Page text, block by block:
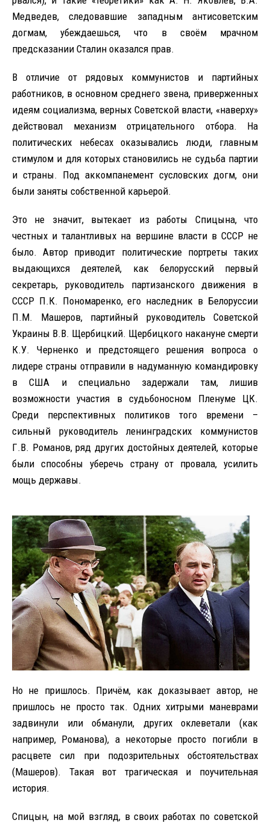
Медведев, следовавшие западным антисоветским
догмам, убеждаешься, что в своём мрачном
предсказании Сталин оказался прав.
В отличие от рядовых коммунистов и партийных
работников, в основном среднего звена, приверженных
идеям социализма, верных Советской власти, «наверху»
действовал механизм отрицательного отбора. На
политических небесах оказывались люди, главным
стимулом и для которых становились не судьба партии
и страны. Под аккомпанемент сусловских догм, они
были заняты собственной карьерой.
Это не значит, вытекает из работы Спицына, что
честных и талантливых на вершине власти в СССР не
было. Автор приводит политические портреты таких
выдающихся деятелей, как белорусский первый
секретарь, руководитель партизанского движения в
СССР П.К. Пономаренко, его наследник в Белоруссии
П.М. Машеров, партийный руководитель Советской
Украины В.В. Щербицкий. Щербицкого накануне смерти
К.У. Черненко и предстоящего решения вопроса о
лидере страны отправили в надуманную командировку
в США и специально задержали там, лишив
возможности участия в судьбоносном Пленуме ЦК.
Среди перспективных политиков того времени –
сильный руководитель ленинградских коммунистов
Г.В. Романов, ряд других достойных деятелей, которые
были способны уберечь страну от провала, усилить
мощь державы.
Но не пришлось. Причём, как доказывает автор, не
пришлось не просто так. Одних хитрыми маневрами
задвинули или обманули, других оклеветали (как
например, Романова), а некоторые просто погибли в
расцвете сил при подозрительных обстоятельствах
(Машеров). Такая вот трагическая и поучительная
история.
Спицын, на мой взгляд, в своих работах по советской